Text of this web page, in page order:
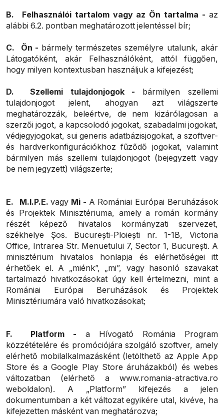
B. Felhasználói tartalom vagy az Ön tartalma -az
alábbi 6.2. pontban meghatározott jelentéssel bír;
C. Ön - bármely természetes személyre utalunk, akár
Látogatóként, akár Felhasználóként, attól függően,
hogy milyen kontextusban használjuk a kifejezést;
D. Szellemi tulajdonjogok - bármilyen szellemi
tulajdonjogot jelent, ahogyan azt világszerte
meghatározzák, beleértve, de nem kizárólagosan a
szerzői jogot, a kapcsolodó jogokat, szabadalmi jogokat,
védjegyjogokat, sui generis adatbázisjogokat, a szoftver-
és hardverkonfigurációkhoz fűződő jogokat, valamint
bármilyen más szellemi tulajdonjogot (bejegyzett vagy
be nem jegyzett) világszerte;
E. M.I.P.E.vagy Mi - A Romániai Európai Beruházások
és Projektek Minisztériuma, amely a román kormány
részét képező hivatalos kormányzati szervezet,
székhelye Șos. București-Ploiești nr. 1-1B, Victoria
Office, Intrarea Str. Menuetului 7, Sector 1, București. A
minisztérium hivatalos honlapja és elérhetőségei itt
érhetőek el. A „miénk”, „mi”, vagy hasonló szavakat
tartalmazó hivatkozásokat úgy kell értelmezni, mint a
Romániai Európai Beruházások és Projektek
Minisztériumára való hivatkozásokat;
F. Platform - a Hívogató Románia Program
közzétételére és promóciójára szolgáló szoftver, amely
elérhető mobilalkalmazásként (letölthető az Apple App
Store és a Google Play Store áruházakból) és webes
változatban (elérhető a www.romania-atractiva.ro
weboldalon). A „Platform” kifejezés a jelen
dokumentumban a két változat egyikére utal, kivéve, ha
kifejezetten másként van meghatározva;